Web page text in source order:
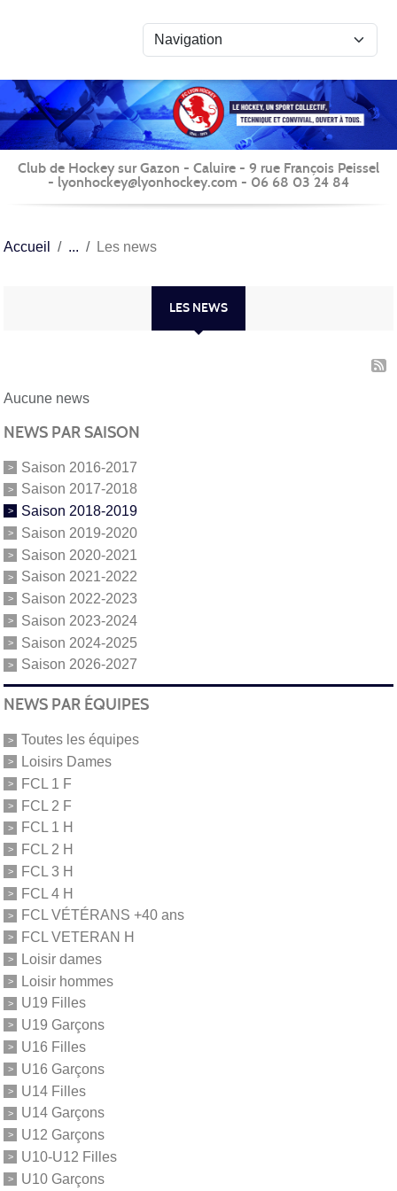
Club de Hockey sur Gazon - Caluire - 9 rue François Peissel
- lyonhockey@lyonhockey.com - 06 68 03 24 84
Accueil Les news
LES NEWS
Aucune news
NEWS PAR SAISON
Saison 2016-2017
Saison 2017-2018
Saison 2018-2019
Saison 2019-2020
Saison 2020-2021
Saison 2021-2022
Saison 2022-2023
Saison 2023-2024
Saison 2024-2025
Saison 2026-2027
NEWS PAR ÉQUIPES
Toutes les équipes
Loisirs Dames
FCL 1 F
FCL 2 F
FCL 1 H
FCL 2 H
FCL 3 H
FCL 4 H
FCL VÉTÉRANS +40 ans
FCL VETERAN H
Loisir dames
Loisir hommes
U19 Filles
U19 Garçons
U16 Filles
U16 Garçons
U14 Filles
U14 Garçons
U12 Garçons
U10-U12 Filles
U10 Garçons